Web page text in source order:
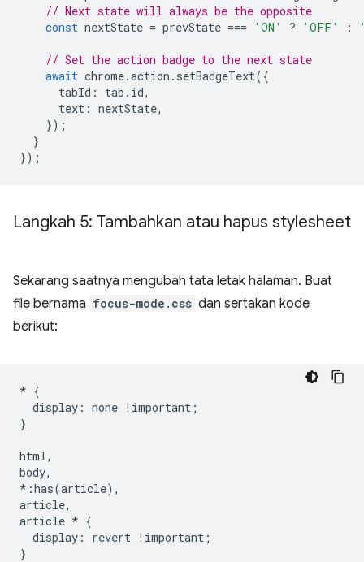
// Next state will always be the opposite
const nextState = prevState === 'ON' ? 'OFF' :
// Set the action badge to the next state
await chrome.action . setBadgeText({
tabId : tab . id,
text : nextState,
});
}
});
Langkah 5: Tambahkan atau hapus stylesheet
Sekarang saatnya mengubah tata letak halaman. Buat
file bernama focus-mode.css dan sertakan kode
berikut:
* {
display : none ! important ;
}
html,
body,
*:has(article),
article,
article * {
display : revert ! important ;
}